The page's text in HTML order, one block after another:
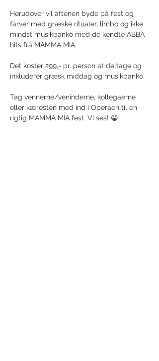
Herudover vil aftenen byde på fest og
farver med græske ritualer, limbo og ikke
mindst musikbanko med de kendte ABBA
hits fra MAMMA MIA.
Det koster 299,- pr. person at deltage og
inkluderer græsk middag og musikbanko.
Tag vennerne/veninderne, kollegaerne
eller kæresten med ind i Operaen til en
rigtig MAMMA MIA fest. Vi ses! 😀